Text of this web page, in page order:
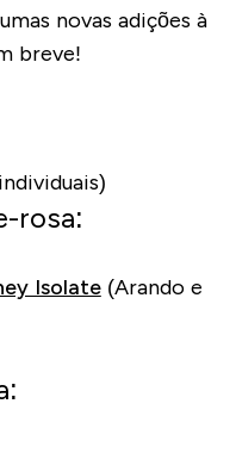
novas adições à
breve!
rosa:
Isolate(Arando e